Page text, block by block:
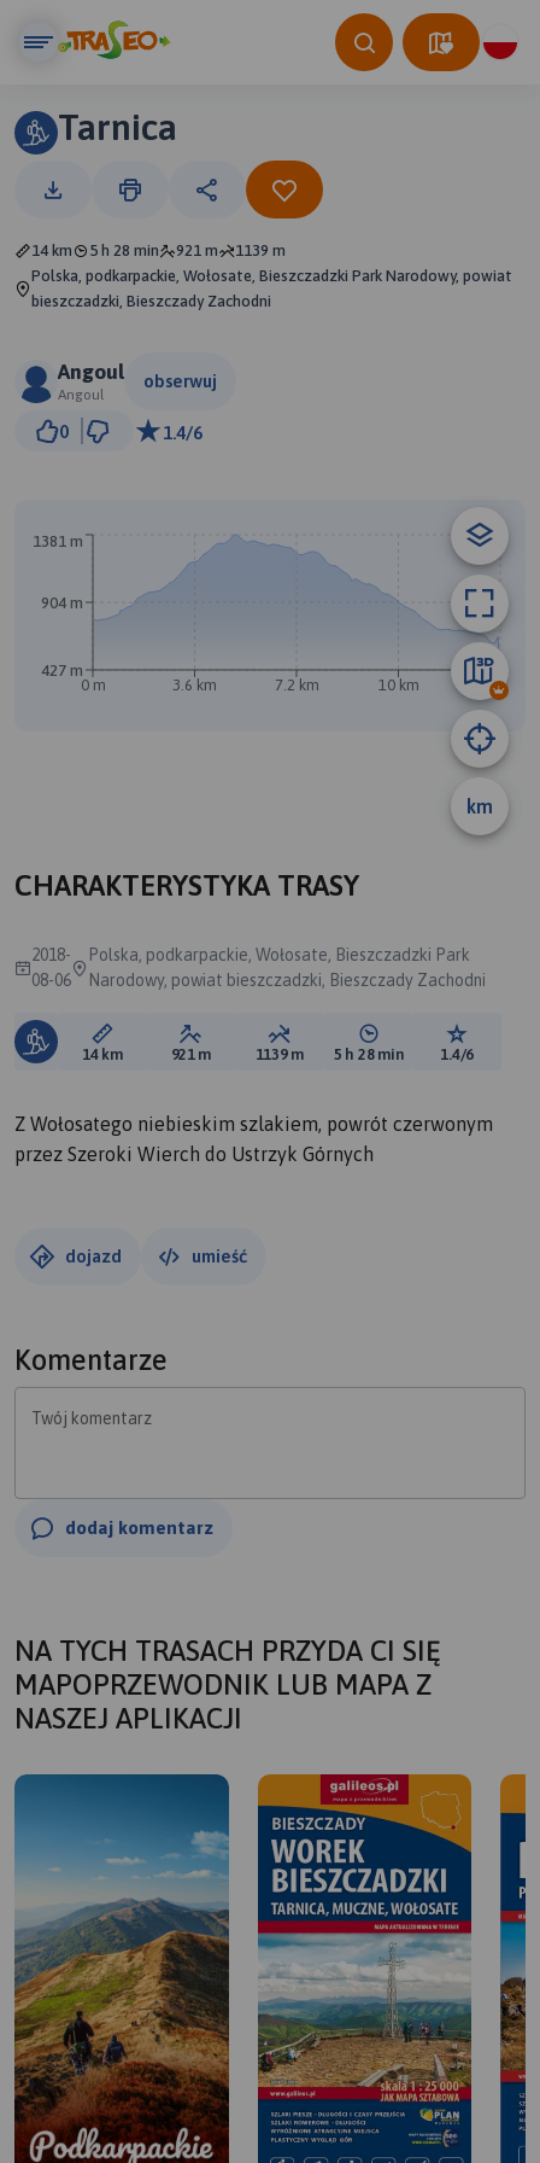
Tarnica
14 km 5 h 28 min 921 m
1139 m
Polska, podkarpackie, Wołosate, Bieszczadzki Park Narodowy, powiat
bieszczadzki, Bieszczady Zachodni
Angoul
Angoul
obserwuj
0 1.4/6
km
0 m 3.6 km 7.2 km 10 km 14 km
427 m
904 m
1381 m
CHARAKTERYSTYKA TRASY
2018-
08-06
Polska, podkarpackie, Wołosate, Bieszczadzki Park
Narodowy, powiat bieszczadzki, Bieszczady Zachodni
Długość trasy:
14 km Suma przewyższeń:
921 m Suma spadków:
1139 m Średni czas potrzebny
5 h 28 min Ocena
1.4/6
Z Wołosatego niebieskim szlakiem, powrót czerwonym
przez Szeroki Wierch do Ustrzyk Górnych
dojazd umieść
Komentarze
Twój komentarz
dodaj komentarz
NA TYCH TRASACH PRZYDA CI SIĘ
MAPOPRZEWODNIK LUB MAPA Z
NASZEJ APLIKACJI